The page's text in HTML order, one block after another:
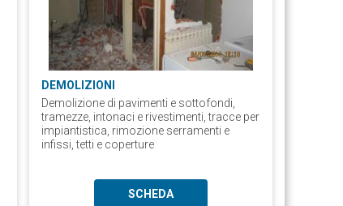
DEMOLIZIONI
Demolizione di pavimenti e sottofondi,
tramezze, intonaci e rivestimenti, tracce per
impiantistica, rimozione serramenti e
infissi, tetti e coperture
SCHEDA